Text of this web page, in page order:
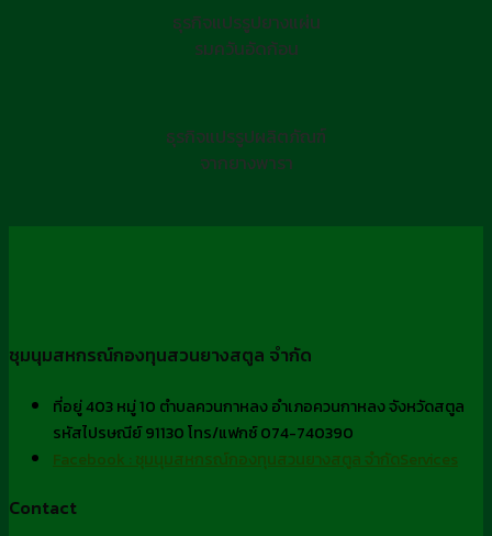
ธุรกิจแปรรูปยางแผ่น
รมควันอัดก้อน
ธุรกิจแปรรูปผลิตภัณฑ์
จากยางพารา
ชุมนุมสหกรณ์กองทุนสวนยางสตูล จำกัด
ที่อยู่ 403 หมู่ 10 ตำบลควนกาหลง อำเภอควนกาหลง จังหวัดสตูล
รหัสไปรษณีย์ 91130 โทร/แฟกซ์ 074-740390
Facebook : ชุมนุมสหกรณ์กองทุนสวนยางสตูล จำกัดServices
Contact